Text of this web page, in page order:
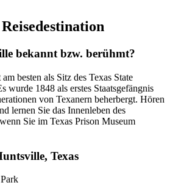
bekannt bzw. berühmt?
besten als Sitz des Texas State
wurde 1848 als erstes Staatsgefängnis
von Texanern beherbergt. Hören
lernen Sie das Innenleben des
Sie im Texas Prison Museum
Texas